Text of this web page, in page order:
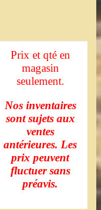
Prix et qté en
magasin
seulement.
Nos inventaires
sont sujets aux
ventes
antérieures. Les
prix peuvent
fluctuer sans
préavis.